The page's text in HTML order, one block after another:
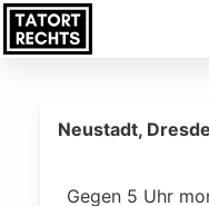
Neustadt,
Gegen 5 Uhr